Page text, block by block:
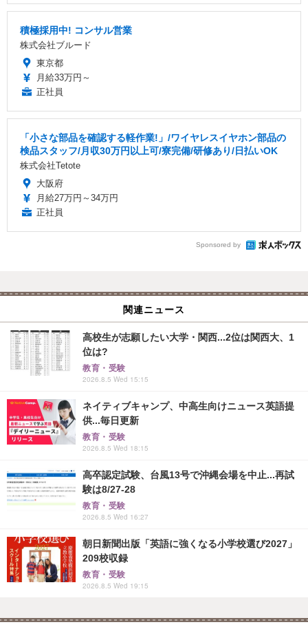
積極採用中! コンサル営業
株式会社ブルード
東京都
月給33万円～
正社員
「小さな部品を確認する軽作業!」/ワイヤレスイヤホン部品の
検品スタッフ/月収30万円以上可/寮完備/研修あり/日払いOK
株式会社Tetote
大阪府
月給27万円～34万円
正社員
Sponsored by
関連ニュース
高校生が志願したい大学・関西...2位は関西大、1
位は?
教育・受験
2026.8.5 Wed 15:15
ネイティブキャンプ、中高生向けニュース英語提
供...毎日更新
教育・受験
2026.8.5 Wed 18:15
高卒認定試験、台風13号で沖縄会場を中止...再試
験は8/27-28
教育・受験
2026.8.5 Wed 16:27
朝日新聞出版「英語に強くなる小学校選び2027」
209校収録
教育・受験
2026.8.5 Wed 19:15